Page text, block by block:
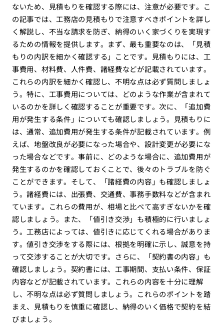
ないため、見積もりを確認する際には、注意が必要です。こ
の記事では、工務店の見積もりで注意すべきポイントを詳し
く解説し、不当な請求を防ぎ、納得のいく家づくりを実現す
るための情報を提供します。まず、最も重要なのは、「見積
もりの内訳を細かく確認する」ことです。見積もりには、工
事費用、材料費、人件費、諸経費などが記載されています。
これらの内訳を細かく確認し、不明な点は必ず質問しましょ
う。特に、工事費用については、どのような作業が含まれて
いるのかを詳しく確認することが重要です。次に、「追加費
用が発生する条件」についても確認しましょう。見積もりに
は、通常、追加費用が発生する条件が記載されています。例
えば、地盤改良が必要になった場合や、設計変更が必要にな
った場合などです。事前に、どのような場合に、追加費用が
発生するのかを確認しておくことで、後々のトラブルを防ぐ
ことができます。そして、「諸経費の内容」も確認しましょ
う。諸経費には、出張費、交通費、事務手数料などが含まれ
ています。これらの費用が、相場と比べて高すぎないかを確
認しましょう。また、「値引き交渉」も積極的に行いましょ
う。工務店によっては、値引きに応じてくれる場合がありま
す。値引き交渉をする際には、根拠を明確に示し、誠意を持
って交渉することが大切です。さらに、「契約書の内容」も
確認しましょう。契約書には、工事期間、支払い条件、保証
内容などが記載されています。これらの内容を十分に理解
し、不明な点は必ず質問しましょう。これらのポイントを踏
まえ、見積もりを慎重に確認し、納得のいく価格で契約を結
びましょう。